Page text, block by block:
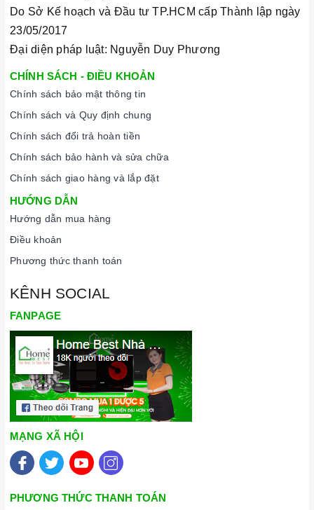
Do Sở Kế hoạch và Đầu tư TP.HCM cấp Thành lập ngày
23/05/2017
Đại diện pháp luật: Nguyễn Duy Phương
CHÍNH SÁCH - ĐIỀU KHOẢN
Chính sách bảo mật thông tin
Chính sách và Quy định chung
Chính sách đổi trả hoàn tiền
Chính sách bảo hành và sửa chữa
Chính sách giao hàng và lắp đặt
HƯỚNG DẪN
Hướng dẫn mua hàng
Điều khoản
Phương thức thanh toán
KÊNH SOCIAL
FANPAGE
MẠNG XÃ HỘI
PHƯƠNG THỨC THANH TOÁN